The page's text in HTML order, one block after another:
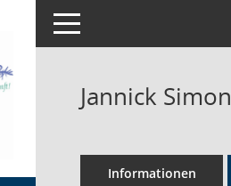
Toggle navigation
Jannick Simon
Informationen